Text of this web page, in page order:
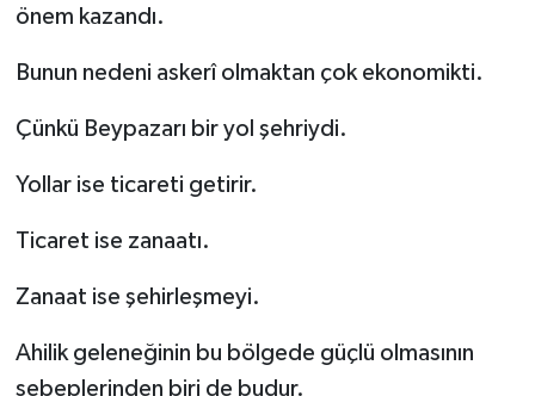
önem kazandı.
Bunun nedeni askerî olmaktan çok ekonomikti.
Çünkü Beypazarı bir yol şehriydi.
Yollar ise ticareti getirir.
Ticaret ise zanaatı.
Zanaat ise şehirleşmeyi.
Ahilik geleneğinin bu bölgede güçlü olmasının
sebeplerinden biri de budur.